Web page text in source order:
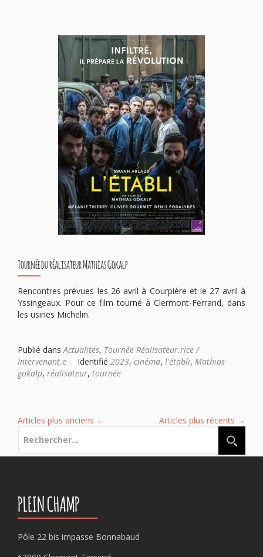
Tournée du réalisateur Mathias Gokalp
Rencontres prévues les 26 avril à Courpière et le 27 avril à
Yssingeaux. Pour ce film tourné à Clermont-Ferrand, dans
les usines Michelin.
Publié dansActualités, Tournée Réalisateur.rice /
Intervenant.e
Identifié 2023, cinéma, l'établi, Mathias
gokalp, réalisateur, tournée
Articles plus anciens ← Articles plus récents →
PLEIN CHAMP
Pôle 22 bis impasse Bonnabaud